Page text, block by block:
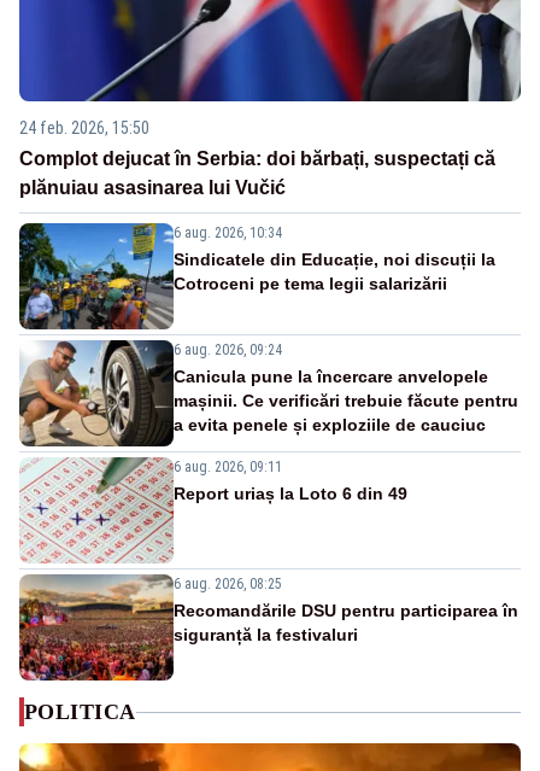
24 feb. 2026, 15:50
Complot dejucat în Serbia: doi bărbați, suspectați că
plănuiau asasinarea lui Vučić
6 aug. 2026, 10:34
Sindicatele din Educație, noi discuții la
Cotroceni pe tema legii salarizării
6 aug. 2026, 09:24
Canicula pune la încercare anvelopele
mașinii. Ce verificări trebuie făcute pentru
a evita penele și exploziile de cauciuc
6 aug. 2026, 09:11
Report uriaș la Loto 6 din 49
6 aug. 2026, 08:25
Recomandările DSU pentru participarea în
siguranță la festivaluri
POLITICA